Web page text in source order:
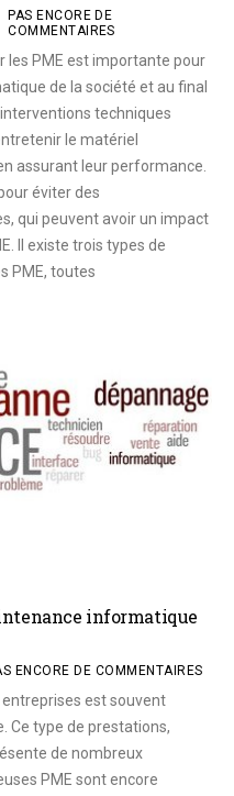
PAS ENCORE DE
COMMENTAIRES
les PME est importante pour
de la société et au final
techniques
le matériel
assurant leur performance.
éviter des
qui peuvent avoir un impact
Il existe trois types de
PME, toutes
informatique
ENCORE DE COMMENTAIRES
est souvent
Ce type de prestations,
de nombreux
PME sont encore